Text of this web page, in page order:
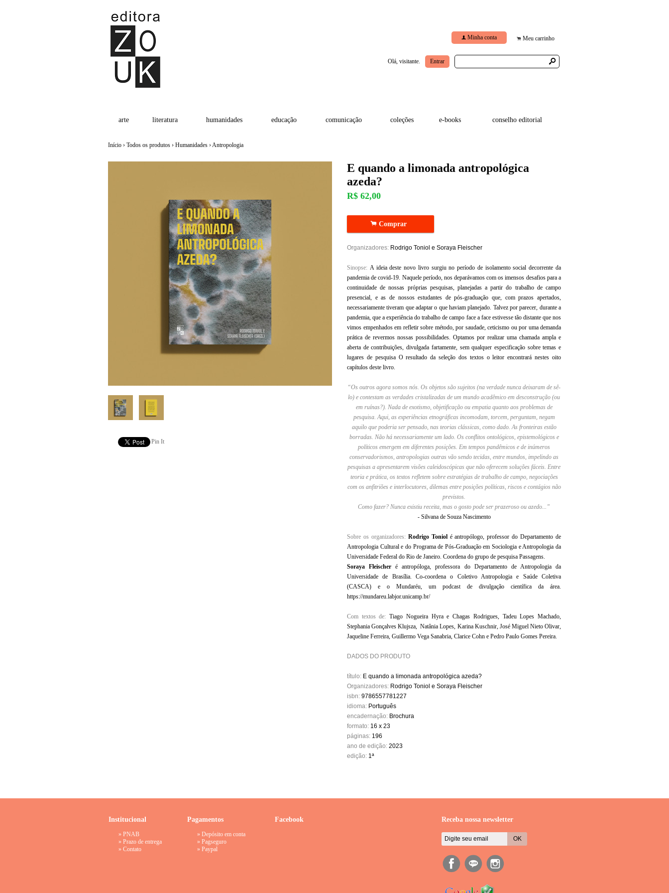
f Minha conta . Meu carrinho
Olá, visitante. Entrar s
arte literatura humanidades educação comunicação coleções e-books conselho editorial
Início › Todos os produtos › Humanidades ›Antropologia
Pin It
E quando a limonada antropológica
azeda?
R$ 62,00
. Comprar
Organizadores: Rodrigo Toniol e Soraya Fleischer
Sinopse: A ideia deste novo livro surgiu no período de isolamento social decorrente da
pandemia de covid-19. Naquele período, nos deparávamos com os imensos desafios para a
continuidade de nossas próprias pesquisas, planejadas a partir do trabalho de campo
presencial, e as de nossos estudantes de pós-graduação que, com prazos apertados,
necessariamente tiveram que adaptar o que haviam planejado. Talvez por parecer, durante a
pandemia, que a experiência do trabalho de campo face a face estivesse tão distante que nos
vimos empenhados em refletir sobre método, por saudade, ceticismo ou por uma demanda
prática de revermos nossas possibilidades. Optamos por realizar uma chamada ampla e
aberta de contribuições, divulgada fartamente, sem qualquer especificação sobre temas e
lugares de pesquisa O resultado da seleção dos textos o leitor encontrará nestes oito
capítulos deste livro.
“Os outros agora somos nós. Os objetos são sujeitos (na verdade nunca deixaram de sê-
lo) e contestam as verdades cristalizadas de um mundo acadêmico em desconstrução (ou
em ruínas?). Nada de exotismo, objetificação ou empatia quanto aos problemas de
pesquisa. Aqui, as experiências etnográficas incomodam, torcem, perguntam, negam
aquilo que poderia ser pensado, nas teorias clássicas, como dado. As fronteiras estão
borradas. Não há necessariamente um lado. Os conflitos ontológicos, epistemológicos e
políticos emergem em diferentes posições. Em tempos pandêmicos e de inúmeros
conservadorismos, antropologias outras vão sendo tecidas, entre mundos, impelindo as
pesquisas a apresentarem visões caleidoscópicas que não oferecem soluções fáceis. Entre
teoria e prática, os textos refletem sobre estratégias de trabalho de campo, negociações
com os anfitriões e interlocutores, dilemas entre posições políticas, riscos e contágios não
previstos.
Como fazer? Nunca existiu receita, mas o gosto pode ser prazeroso ou azedo...”
- Silvana de Souza Nascimento
Sobre os organizadores: Rodrigo Toniolé antropólogo, professor do Departamento de
Antropologia Cultural e do Programa de Pós-Graduação em Sociologia e Antropologia da
Universidade Federal do Rio de Janeiro. Coordena do grupo de pesquisa Passagens.
Soraya Fleischer é antropóloga, professora do Departamento de Antropologia da
Universidade de Brasília. Co-coordena o Coletivo Antropologia e Saúde Coletiva
(CASCA) e o Mundaréu, um podcast de divulgação científica da área.
https://mundareu.labjor.unicamp.br/
Com textos de:Tiago Nogueira Hyra e Chagas Rodrigues, Tadeu Lopes Machado,
Stephania Gonçalves Klujsza, Natânia Lopes, Karina Kuschnir, José Miguel Nieto Olivar,
Jaqueline Ferreira, Guillermo Vega Sanabria, Clarice Cohn e Pedro Paulo Gomes Pereira.
DADOS DO PRODUTO
título: E quando a limonada antropológica azeda?
Organizadores: Rodrigo Toniol e Soraya Fleischer
isbn: 9786557781227
idioma: Português
encadernação: Brochura
formato: 16 x 23
páginas: 196
ano de edição: 2023
edição: 1ª
Institucional
» PNAB
» Prazo de entrega
» Contato
Pagamentos
» Depósito em conta
» Pagseguro
» Paypal
Facebook Receba nossa newsletter